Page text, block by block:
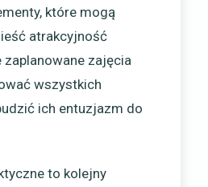
które mogą
atrakcyjność
zaplanowane zajęcia
wszystkich
ich entuzjazm do
to kolejny